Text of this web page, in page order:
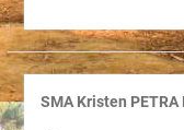
SMA Kristen PETRA